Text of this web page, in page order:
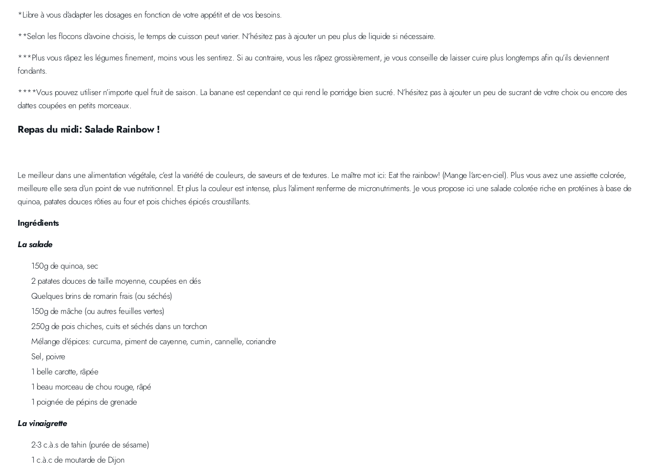
*Libre à vous d’adapter les dosages en fonction de votre appétit et de vos besoins.
**Selon les flocons d’avoine choisis, le temps de cuisson peut varier. N’hésitez pas à ajouter un peu plus de liquide si nécessaire.
***Plus vous râpez les légumes finement, moins vous les sentirez. Si au contraire, vous les râpez grossièrement, je vous conseille de laisser cuire plus longtemps afin qu’ils deviennent
fondants.
****Vous pouvez utiliser n’importe quel fruit de saison. La banane est cependant ce qui rend le porridge bien sucré. N’hésitez pas à ajouter un peu de sucrant de votre choix ou encore des
dattes coupées en petits morceaux.
Repas du midi: Salade Rainbow !
Le meilleur dans une alimentation végétale, c’est la variété de couleurs, de saveurs et de textures. Le maître mot ici: Eat the rainbow! (Mange l’arc-en-ciel). Plus vous avez une assiette colorée,
meilleure elle sera d’un point de vue nutritionnel. Et plus la couleur est intense, plus l’aliment renferme de micronutriments. Je vous propose ici une salade colorée riche en protéines à base de
quinoa, patates douces rôties au four et pois chiches épicés croustillants.
Ingrédients
La salade
150g de quinoa, sec
2 patates douces de taille moyenne, coupées en dés
Quelques brins de romarin frais (ou séchés)
150g de mâche (ou autres feuilles vertes)
250g de pois chiches, cuits et séchés dans un torchon
Mélange d’épices: curcuma, piment de cayenne, cumin, cannelle, coriandre
Sel, poivre
1 belle carotte, râpée
1 beau morceau de chou rouge, râpé
1 poignée de pépins de grenade
La vinaigrette
2-3 c.à.s de tahin (purée de sésame)
1 c.à.c de moutarde de Dijon